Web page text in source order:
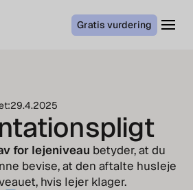
Gratis vurdering
29.4.2025
for lejeniveau betyder, at du
bevise, at den aftalte husleje
hvis lejer klager.